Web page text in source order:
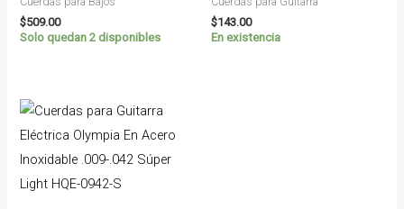
$509.00
Solo quedan 2 disponibles
$143.00
En existencia